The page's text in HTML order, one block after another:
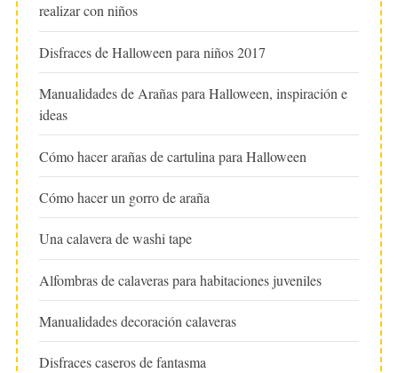
realizar con niños
Disfraces de Halloween para niños 2017
Manualidades de Arañas para Halloween, inspiración e
ideas
Cómo hacer arañas de cartulina para Halloween
Cómo hacer un gorro de araña
Una calavera de washi tape
Alfombras de calaveras para habitaciones juveniles
Manualidades decoración calaveras
Disfraces caseros de fantasma